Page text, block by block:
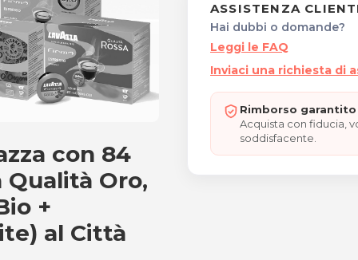
con 84 capsule
con 84
Qualità Oro,
+
al Città
ASSISTENZA
Hai dubbi o domande?
Leggi le FAQ
Inviaci una richiesta di
Rimborso
Acquista con fiducia,
soddisfacente.